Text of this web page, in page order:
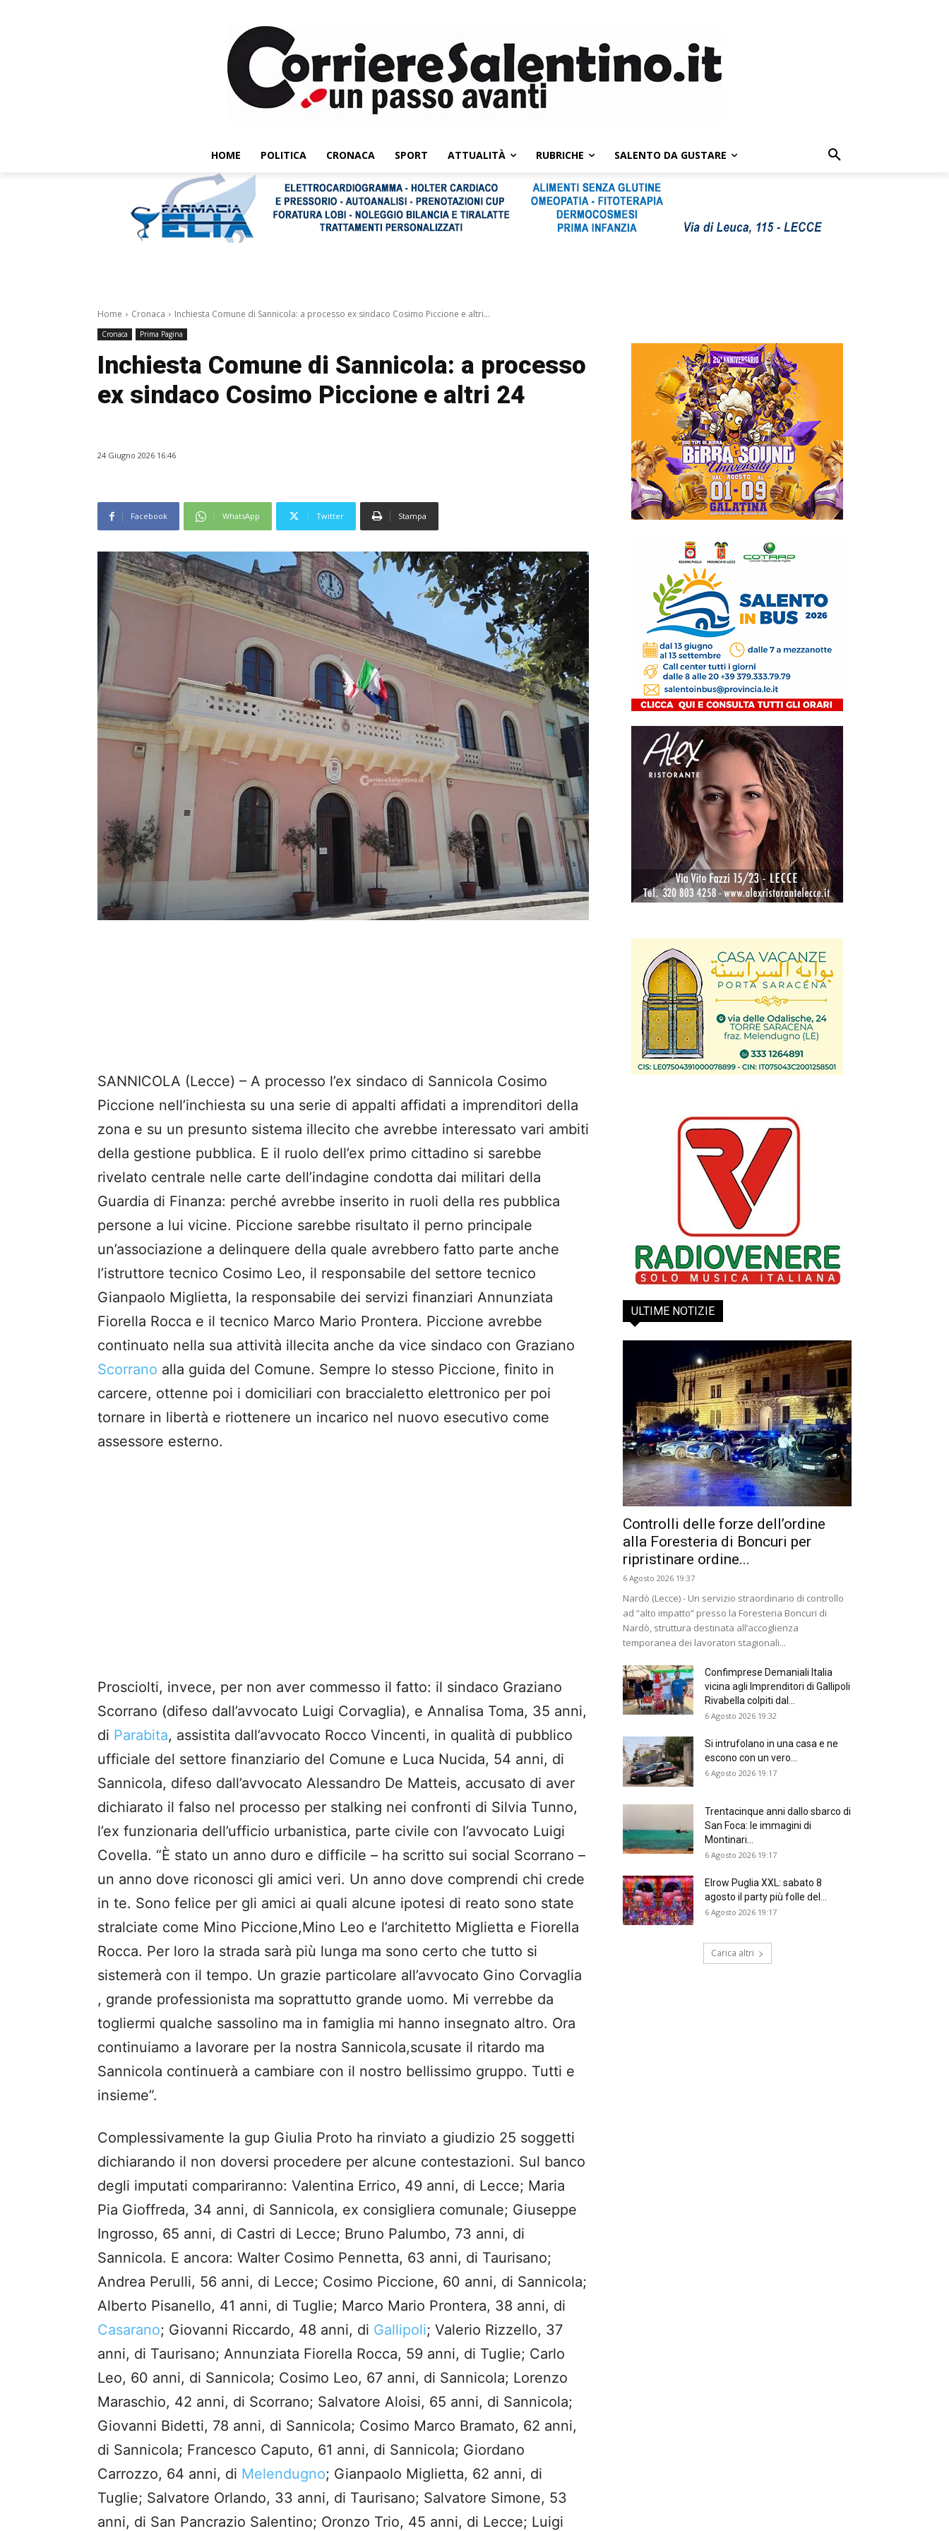
HOME POLITICA CRONACA SPORT ATTUALITÀ RUBRICHE SALENTO DA GUSTARE
Home Cronaca Inchiesta Comune di Sannicola: a processo ex sindaco Cosimo Piccione e altri...
Cronaca Prima Pagina
Inchiesta Comune di Sannicola: a processo
ex sindaco Cosimo Piccione e altri 24
24 Giugno 2026 16:46
Facebook WhatsApp Twitter Stampa
SANNICOLA (Lecce) – A processo l’ex sindaco di Sannicola Cosimo
Piccione nell’inchiesta su una serie di appalti affidati a imprenditori della
zona e su un presunto sistema illecito che avrebbe interessato vari ambiti
della gestione pubblica. E il ruolo dell’ex primo cittadino si sarebbe
rivelato centrale nelle carte dell’indagine condotta dai militari della
Guardia di Finanza: perché avrebbe inserito in ruoli della res pubblica
persone a lui vicine. Piccione sarebbe risultato il perno principale
un’associazione a delinquere della quale avrebbero fatto parte anche
l’istruttore tecnico Cosimo Leo, il responsabile del settore tecnico
Gianpaolo Miglietta, la responsabile dei servizi finanziari Annunziata
Fiorella Rocca e il tecnico Marco Mario Prontera. Piccione avrebbe
continuato nella sua attività illecita anche da vice sindaco con Graziano
Scorrano alla guida del Comune. Sempre lo stesso Piccione, finito in
carcere, ottenne poi i domiciliari con braccialetto elettronico per poi
tornare in libertà e riottenere un incarico nel nuovo esecutivo come
assessore esterno.
Prosciolti, invece, per non aver commesso il fatto: il sindaco Graziano
Scorrano (difeso dall’avvocato Luigi Corvaglia), e Annalisa Toma, 35 anni,
di Parabita, assistita dall’avvocato Rocco Vincenti, in qualità di pubblico
ufficiale del settore finanziario del Comune e Luca Nucida, 54 anni, di
Sannicola, difeso dall’avvocato Alessandro De Matteis, accusato di aver
dichiarato il falso nel processo per stalking nei confronti di Silvia Tunno,
l’ex funzionaria dell’ufficio urbanistica, parte civile con l’avvocato Luigi
Covella. “È stato un anno duro e difficile – ha scritto sui social Scorrano –
un anno dove riconosci gli amici veri. Un anno dove comprendi chi crede
in te. Sono felice per gli amici ai quali alcune ipotesi di reato sono state
stralciate come Mino Piccione,Mino Leo e l’architetto Miglietta e Fiorella
Rocca. Per loro la strada sarà più lunga ma sono certo che tutto si
sistemerà con il tempo. Un grazie particolare all’avvocato Gino Corvaglia
, grande professionista ma soprattutto grande uomo. Mi verrebbe da
togliermi qualche sassolino ma in famiglia mi hanno insegnato altro. Ora
continuiamo a lavorare per la nostra Sannicola,scusate il ritardo ma
Sannicola continuerà a cambiare con il nostro bellissimo gruppo. Tutti e
insieme”.
Complessivamente la gup Giulia Proto ha rinviato a giudizio 25 soggetti
dichiarando il non doversi procedere per alcune contestazioni. Sul banco
degli imputati compariranno: Valentina Errico, 49 anni, di Lecce; Maria
Pia Gioffreda, 34 anni, di Sannicola, ex consigliera comunale; Giuseppe
Ingrosso, 65 anni, di Castri di Lecce; Bruno Palumbo, 73 anni, di
Sannicola. E ancora: Walter Cosimo Pennetta, 63 anni, di Taurisano;
Andrea Perulli, 56 anni, di Lecce; Cosimo Piccione, 60 anni, di Sannicola;
Alberto Pisanello, 41 anni, di Tuglie; Marco Mario Prontera, 38 anni, di
Casarano; Giovanni Riccardo, 48 anni, di Gallipoli; Valerio Rizzello, 37
anni, di Taurisano; Annunziata Fiorella Rocca, 59 anni, di Tuglie; Carlo
Leo, 60 anni, di Sannicola; Cosimo Leo, 67 anni, di Sannicola; Lorenzo
Maraschio, 42 anni, di Scorrano; Salvatore Aloisi, 65 anni, di Sannicola;
Giovanni Bidetti, 78 anni, di Sannicola; Cosimo Marco Bramato, 62 anni,
di Sannicola; Francesco Caputo, 61 anni, di Sannicola; Giordano
Carrozzo, 64 anni, di Melendugno; Gianpaolo Miglietta, 62 anni, di
Tuglie; Salvatore Orlando, 33 anni, di Taurisano; Salvatore Simone, 53
anni, di San Pancrazio Salentino; Oronzo Trio, 45 anni, di Lecce; Luigi
ULTIME NOTIZIE
Controlli delle forze dell’ordine
alla Foresteria di Boncuri per
ripristinare ordine...
6 Agosto 2026 19:37
Nardò (Lecce) - Un servizio straordinario di controllo
ad “alto impatto” presso la Foresteria Boncuri di
Nardò, struttura destinata all’accoglienza
temporanea dei lavoratori stagionali...
Confimprese Demaniali Italia
vicina agli Imprenditori di Gallipoli
Rivabella colpiti dal...
6 Agosto 2026 19:32
Si intrufolano in una casa e ne
escono con un vero...
6 Agosto 2026 19:17
Trentacinque anni dallo sbarco di
San Foca: le immagini di
Montinari...
6 Agosto 2026 19:17
Elrow Puglia XXL: sabato 8
agosto il party più folle del...
6 Agosto 2026 19:17
Carica altri